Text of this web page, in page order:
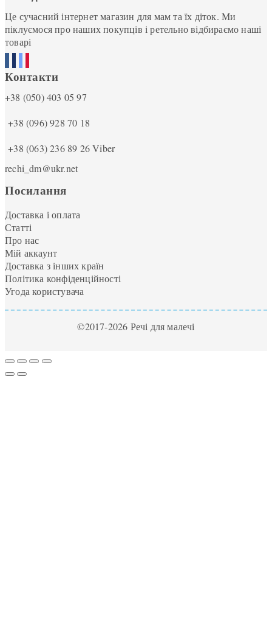
Це сучасний інтернет магазин для мам та їх діток. Ми
піклуємося про наших покупців і ретельно відбираємо наші
товарі
Контакти
+38 (050) 403 05 97
+38 (096) 928 70 18
+38 (063) 236 89 26Viber
rechi_dm@ukr.net
Посилання
Доставка і оплата
Статті
Про нас
Мій аккаунт
Доставка з інших країн
Політика конфіденційності
Угода користувача
©2017-2026 Речі для малечі